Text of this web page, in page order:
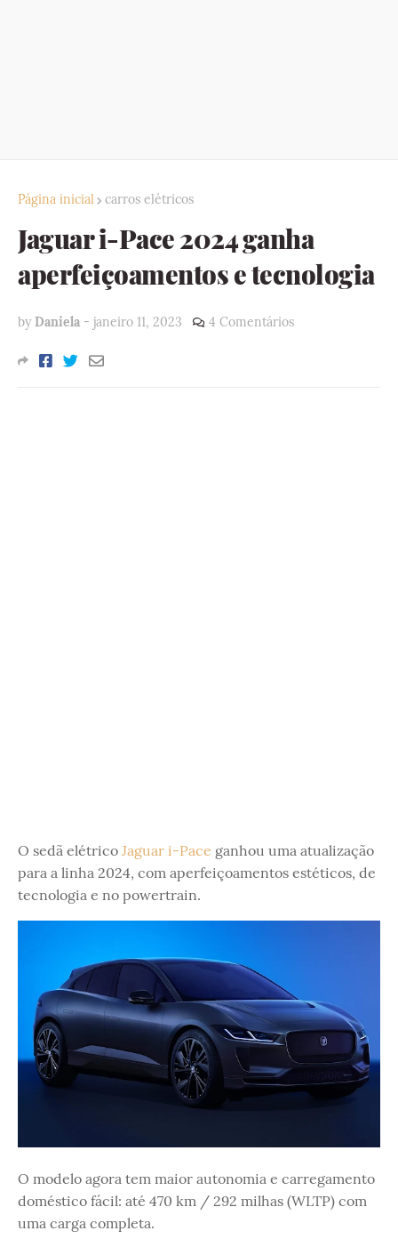
Página inicial carros elétricos
Jaguar i-Pace 2024 ganha
aperfeiçoamentos e tecnologia
by Daniela - janeiro 11, 2023 4 Comentários
O sedã elétrico Jaguar i-Pace ganhou uma atualização
para a linha 2024, com aperfeiçoamentos estéticos, de
tecnologia e no powertrain.
O modelo agora tem maior autonomia e carregamento
doméstico fácil: até 470 km / 292 milhas (WLTP) com
uma carga completa.